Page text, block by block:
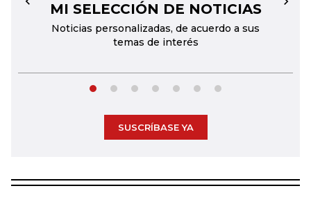
MI SELECCIÓN DE NOTICIAS
Noticias personalizadas, de acuerdo a sus
temas de interés
← →
SUSCRÍBASE YA